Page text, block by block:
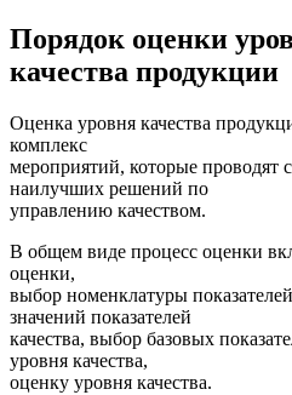
Порядок оценки
качества продукции
Оценка уровня качества
комплекс
мероприятий, которые проводят
наилучших решений по
управлению качеством.
В общем виде процесс оценки
оценки,
выбор номенклатуры
значений показателей
качества, выбор базовых
уровня качества,
оценку уровня качества.